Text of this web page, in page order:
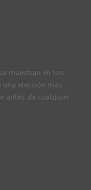
muestran en los
elección más
antes de cualquier